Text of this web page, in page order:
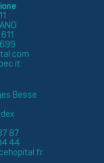
Besse
87
44